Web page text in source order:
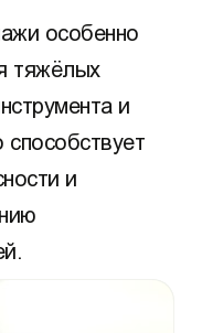
особенно
тяжёлых
и
и